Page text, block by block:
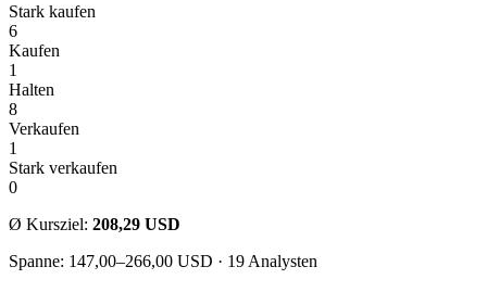
Stark kaufen
6
Kaufen
1
Halten
8
Verkaufen
1
Stark verkaufen
0
Ø Kursziel: 208,29 USD
Spanne: 147,00–266,00 USD · 19 Analysten